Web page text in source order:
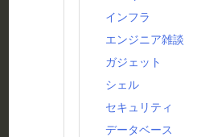
インフラ
エンジニア雑談
ガジェット
シェル
セキュリティ
データベース